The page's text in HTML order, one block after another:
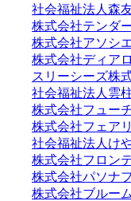
社会福祉法人森
株式会社テンダ
株式会社アソシ
株式会社ディア
スリーシーズ株
社会福祉法人雲
株式会社フュー
株式会社フェア
社会福祉法人け
株式会社フロン
株式会社パソナ
株式会社ブルーム